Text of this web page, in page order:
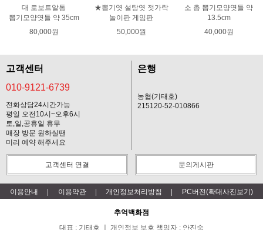
대 로보트알통
뽑기모양엿틀 약 35cm
80,000원
★뽑기엿 설탕엿 젓가락
놀이판 게임판
50,000원
소 총 뽑기모양엿틀 약
13.5cm
40,000원
고객센터
010-9121-6739
전화상담24시간가능
평일 오전10시~오후6시
토,일,공휴일 휴무
매장 방문 원하실땐
미리 예약 해주세요
은행
농협(기태호)
215120-52-010866
고객센터 연결 문의게시판
이용안내 이용약관 개인정보처리방침 PC버전(확대사진보기)
추억백화점
대표 : 기태호 ㅣ 개인정보 보호 책임자 : 안진숙